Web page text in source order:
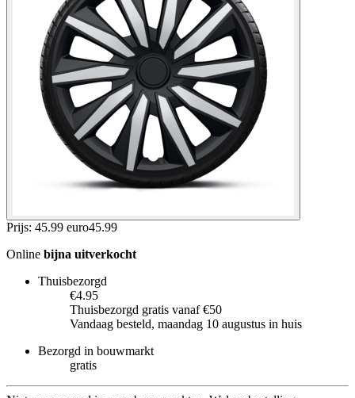
Prijs: 45.99 euro45.99
Online bijna uitverkocht
Thuisbezorgd
€4.95
Thuisbezorgd gratis vanaf €50
Vandaag besteld, maandag 10 augustus in huis
Bezorgd in bouwmarkt
gratis